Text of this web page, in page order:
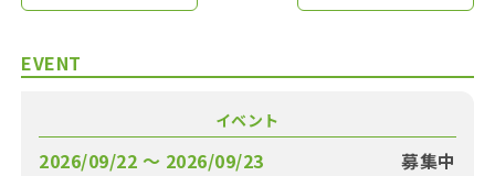
EVENT
イベント
2026/09/22 〜 2026/09/23
募集中